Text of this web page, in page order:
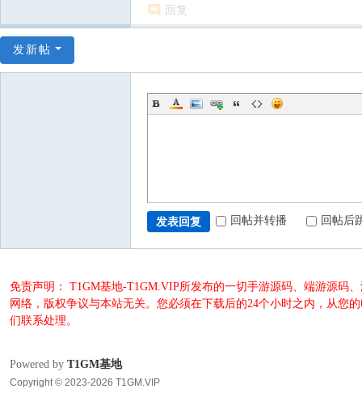
回复
发新帖
发表回复 回帖并转播 回帖后
免责声明： T1GM基地-T1GM.VIP所发布的一切手游源码、端游源码
网络，版权争议与本站无关。您必须在下载后的24个小时之内，从您
们联系处理。
Powered by T1GM基地
Copyright © 2023-2026 T1GM.VIP